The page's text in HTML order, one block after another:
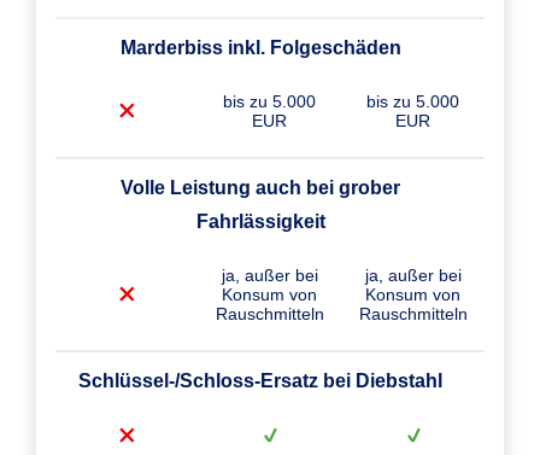
Marderbiss inkl. Folgeschäden
bis zu 5.000
EUR
bis zu 5.000
EUR
Volle Leistung auch bei grober
Fahrlässigkeit
ja, außer bei
Konsum von
Rauschmitteln
ja, außer bei
Konsum von
Rauschmitteln
Schlüssel-/Schloss-Ersatz bei Diebstahl